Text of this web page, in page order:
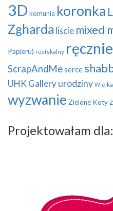
3D komunia koronka
Zgharda liście mixed
Papieru) rustykalny
ScrapAndMeserce
UHK Galleryurodziny
wyzwanie Zielone Koty
Projektowałam dla: